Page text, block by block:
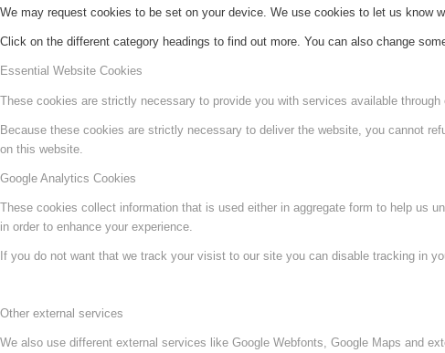
We may request cookies to be set on your device. We use cookies to let us know
Click on the different category headings to find out more. You can also change
Essential Website Cookies
These cookies are strictly necessary to provide you with services available
Because these cookies are strictly necessary to deliver the website, you cannot
on this website.
Google Analytics Cookies
These cookies collect information that is used either in aggregate form to help us
in order to enhance your experience.
If you do not want that we track your visist to our site you can disable tracking in
Other external services
We also use different external services like Google Webfonts, Google Maps and